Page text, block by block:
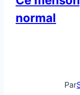
normal
Par